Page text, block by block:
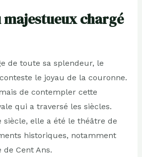
majestueux chargé
de toute sa splendeur, le
le joyau de la couronne.
de contempler cette
qui a traversé les siècles.
siècle, elle a été le théâtre de
historiques, notamment
Cent Ans.